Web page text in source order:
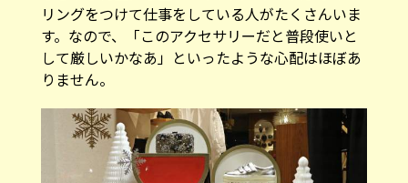
リングをつけて仕事をしている人がたくさんいま
す。なので、「このアクセサリーだと普段使いと
して厳しいかなあ」といったような心配はほぼあ
りません。